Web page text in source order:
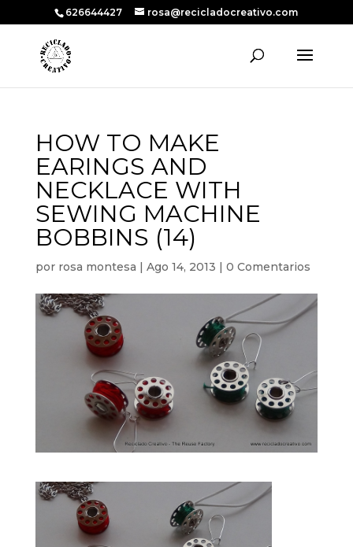
626644427 rosa@recicladocreativo.com
HOW TO MAKE
EARINGS AND
NECKLACE WITH
SEWING MACHINE
BOBBINS (14)
por rosa montesa | Ago 14, 2013 | 0 Comentarios